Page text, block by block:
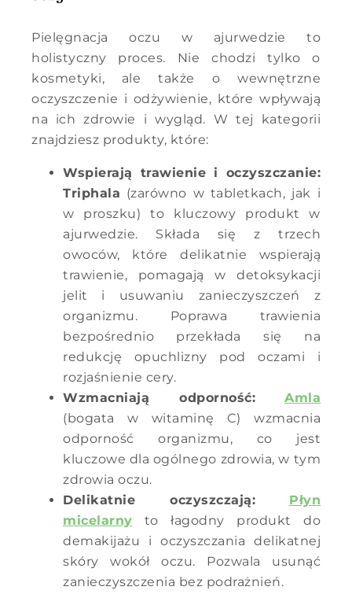
Pielęgnacja oczu w ajurwedzie to
holistyczny proces. Nie chodzi tylko o
kosmetyki, ale także o wewnętrzne
oczyszczenie i odżywienie, które wpływają
na ich zdrowie i wygląd. W tej kategorii
znajdziesz produkty, które:
Wspierają trawienie i oczyszczanie:
Triphala (zarówno w tabletkach, jak i
w proszku) to kluczowy produkt w
ajurwedzie. Składa się z trzech
owoców, które delikatnie wspierają
trawienie, pomagają w detoksykacji
jelit i usuwaniu zanieczyszczeń z
organizmu. Poprawa trawienia
bezpośrednio przekłada się na
redukcję opuchlizny pod oczami i
rozjaśnienie cery.
Wzmacniają odporność:
Amla
(bogata w witaminę C) wzmacnia
odporność organizmu, co jest
kluczowe dla ogólnego zdrowia, w tym
zdrowia oczu.
Delikatnie oczyszczają:
Płyn
micelarny to łagodny produkt do
demakijażu i oczyszczania delikatnej
skóry wokół oczu. Pozwala usunąć
zanieczyszczenia bez podrażnień.